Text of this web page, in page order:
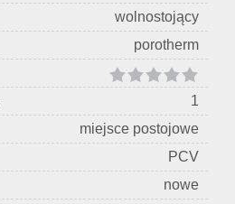
wolnostojący
porotherm
1
miejsce postojowe
PCV
nowe